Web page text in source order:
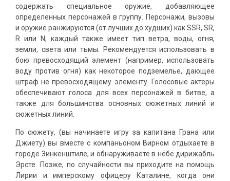
содержать специальное оружие, добавляющее
определенных персонажей в группу. Персонажи, вызовы
и оружие ранжируются (от лучших до худших) как SSR, SR,
R или N; каждый также имеет тип ветра, воды, огня,
земли, света или тьмы. Рекомендуется использовать в
бою превосходящий элемент (например, использовать
воду против огня) как некоторое подземелье, дающее
штраф не превосходящему элементу. Голосовые актеры
обеспечивают голоса для всех персонажей в битве, а
также для большинства основных сюжетных линий и
сюжетных линий.
По сюжету, (вы начинаете игру за капитана Грана или
Джиету) вы вместе с компаньоном Вирном отдыхаете в
городе Зинкенштиле, и обнаруживаете в небе дирижабль
Эрсте. Позже, по случайности вы приходите на помощь
Лирии и имперскому офицеру Каталине, когда они